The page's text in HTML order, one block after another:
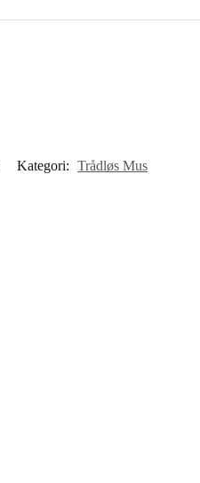
Kategori: Trådløs Mus